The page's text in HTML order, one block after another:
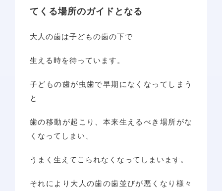
アクセス
てくる場所のガイドとなる
大人の歯は子どもの歯の下で
生える時を待っています。
子どもの歯が虫歯で早期になくなってしまう
と
歯の移動が起こり、本来生えるべき場所がな
くなってしまい、
うまく生えてこられなくなってしまいます。
それにより大人の歯の歯並びが悪くなり様々